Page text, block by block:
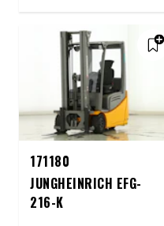
171180
JUNGHEINRICH EFG-
216-K